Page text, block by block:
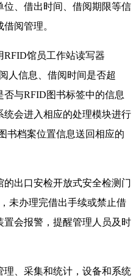
、借出时间、借阅期限等信
阅管理。
馆员工作站读写器
人信息、借阅时间是否超
与RFID图书标签中的信息
会进入相应的处理模块进行
书档案位置信息送回相应的
出口安检开放式安全检测门
未办理完借出手续或禁止借
会报警，提醒管理人员及时
、采集和统计，设备和系统